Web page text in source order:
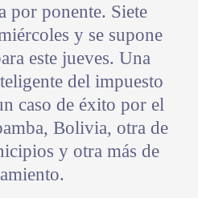
por ponente. Siete
y se supone
este jueves. Una
del impuesto
caso de éxito por el
Bolivia, otra de
y otra más de